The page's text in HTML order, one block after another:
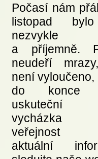
Počasí nám
listopad
nezvykle
a příjemně.
neudeří
není vyloučeno,
do konce
uskuteční
vycházka
veřejnost
aktuální